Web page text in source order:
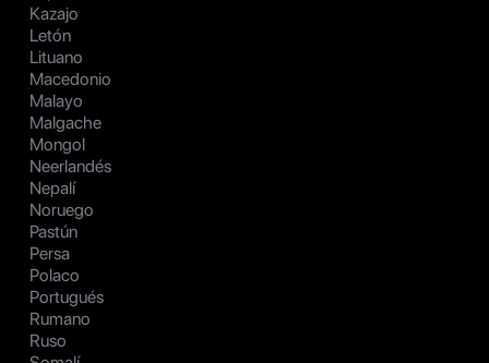
Kazajo
Letón
Lituano
Macedonio
Malayo
Malgache
Mongol
Neerlandés
Nepalí
Noruego
Pastún
Persa
Polaco
Portugués
Rumano
Ruso